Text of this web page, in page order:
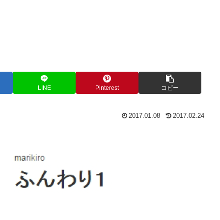
LINE Pinterest コピー
2017.01.08 2017.02.24